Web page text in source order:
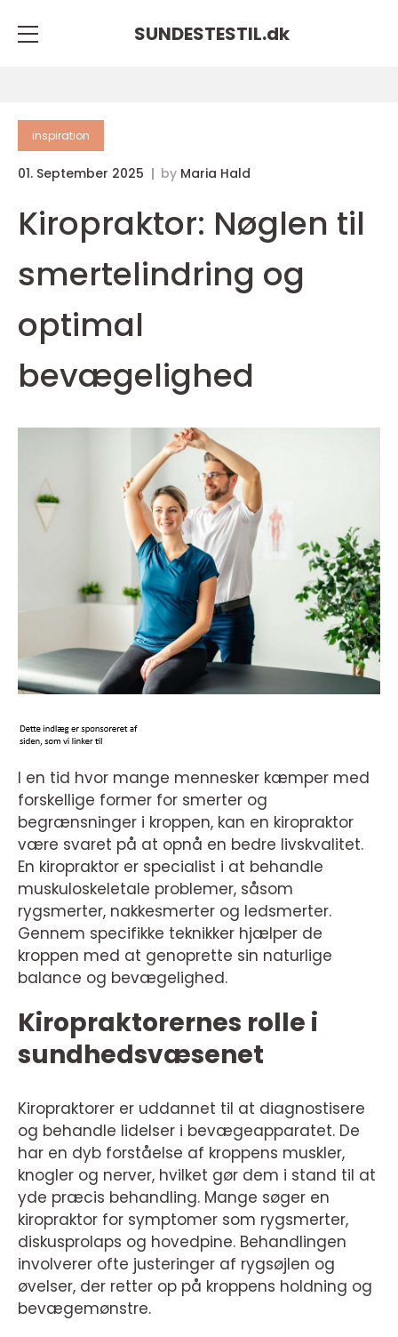
SUNDESTESTIL.dk
inspiration
01. September 2025 by Maria Hald
Kiropraktor: Nøglen til
smertelindring og
optimal
bevægelighed
I en tid hvor mange mennesker kæmper med
forskellige former for smerter og
begrænsninger i kroppen, kan en kiropraktor
være svaret på at opnå en bedre livskvalitet.
En kiropraktor er specialist i at behandle
muskuloskeletale problemer, såsom
rygsmerter, nakkesmerter og ledsmerter.
Gennem specifikke teknikker hjælper de
kroppen med at genoprette sin naturlige
balance og bevægelighed.
Kiropraktorernes rolle i
sundhedsvæsenet
Kiropraktorer er uddannet til at diagnostisere
og behandle lidelser i bevægeapparatet. De
har en dyb forståelse af kroppens muskler,
knogler og nerver, hvilket gør dem i stand til at
yde præcis behandling. Mange søger en
kiropraktor for symptomer som rygsmerter,
diskusprolaps og hovedpine. Behandlingen
involverer ofte justeringer af rygsøjlen og
øvelser, der retter op på kroppens holdning og
bevægemønstre.